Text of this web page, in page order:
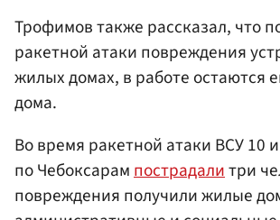
Трофимов также рассказал, что
ракетной атаки повреждения
жилых домах, в работе остаются
дома.
Во время ракетной атаки ВСУ 10
по Чебоксарампострадалитри
повреждения получили жилые